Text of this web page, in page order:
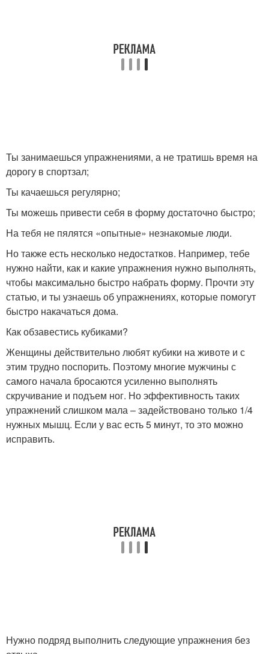
Ты занимаешься упражнениями, а не тратишь время на
дорогу в спортзал;
Ты качаешься регулярно;
Ты можешь привести себя в форму достаточно быстро;
На тебя не пялятся «опытные» незнакомые люди.
Но также есть несколько недостатков. Например, тебе
нужно найти, как и какие упражнения нужно выполнять,
чтобы максимально быстро набрать форму. Прочти эту
статью, и ты узнаешь об упражнениях, которые помогут
быстро накачаться дома.
Как обзавестись кубиками?
Женщины действительно любят кубики на животе и с
этим трудно поспорить. Поэтому многие мужчины с
самого начала бросаются усиленно выполнять
скручивание и подъем ног. Но эффективность таких
упражнений слишком мала – задействовано только 1/4
нужных мышц. Если у вас есть 5 минут, то это можно
исправить.
Нужно подряд выполнить следующие упражнения без